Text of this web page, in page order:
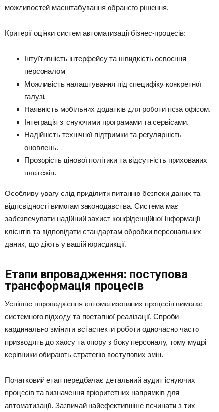
можливостей масштабування обраного рішення.
Критерії оцінки систем автоматизації бізнес-процесів:
Інтуїтивність інтерфейсу та швидкість освоєння
персоналом.
Можливість налаштування під специфіку конкретної
галузі.
Наявність мобільних додатків для роботи поза офісом.
Інтеграція з існуючими програмами та сервісами.
Надійність технічної підтримки та регулярність
оновлень.
Прозорість цінової політики та відсутність прихованих
платежів.
Особливу увагу слід приділити питанню безпеки даних та
відповідності вимогам законодавства. Система має
забезпечувати надійний захист конфіденційної інформації
клієнтів та відповідати стандартам обробки персональних
даних, що діють у вашій юрисдикції.
Етапи впровадження: поступова
трансформація процесів
Успішне впровадження автоматизованих процесів вимагає
системного підходу та поетапної реалізації. Спроби
кардинально змінити всі аспекти роботи одночасно часто
призводять до хаосу та опору з боку персоналу, тому мудрі
керівники обирають стратегію поступових змін.
Початковий етап передбачає детальний аудит існуючих
процесів та визначення пріоритетних напрямків для
автоматизації. Зазвичай найефективніше починати з тих